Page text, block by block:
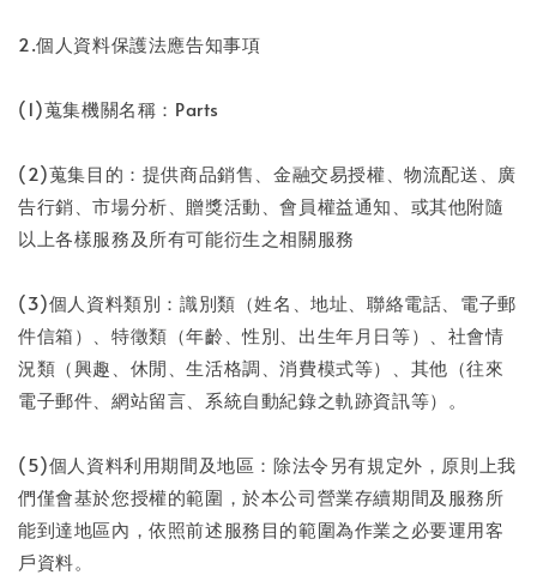
2.個人資料保護法應告知事項
(1)蒐集機關名稱：Parts
(2)蒐集目的：提供商品銷售、金融交易授權、物流配送、廣
告行銷、市場分析、贈獎活動、會員權益通知、或其他附隨
以上各樣服務及所有可能衍生之相關服務
(3)個人資料類別：識別類（姓名、地址、聯絡電話、電子郵
件信箱）、特徵類（年齡、性別、出生年月日等）、社會情
況類（興趣、休閒、生活格調、消費模式等）、其他（往來
電子郵件、網站留言、系統自動紀錄之軌跡資訊等）。
(5)個人資料利用期間及地區：除法令另有規定外，原則上我
們僅會基於您授權的範圍，於本公司營業存續期間及服務所
能到達地區內，依照前述服務目的範圍為作業之必要運用客
戶資料。